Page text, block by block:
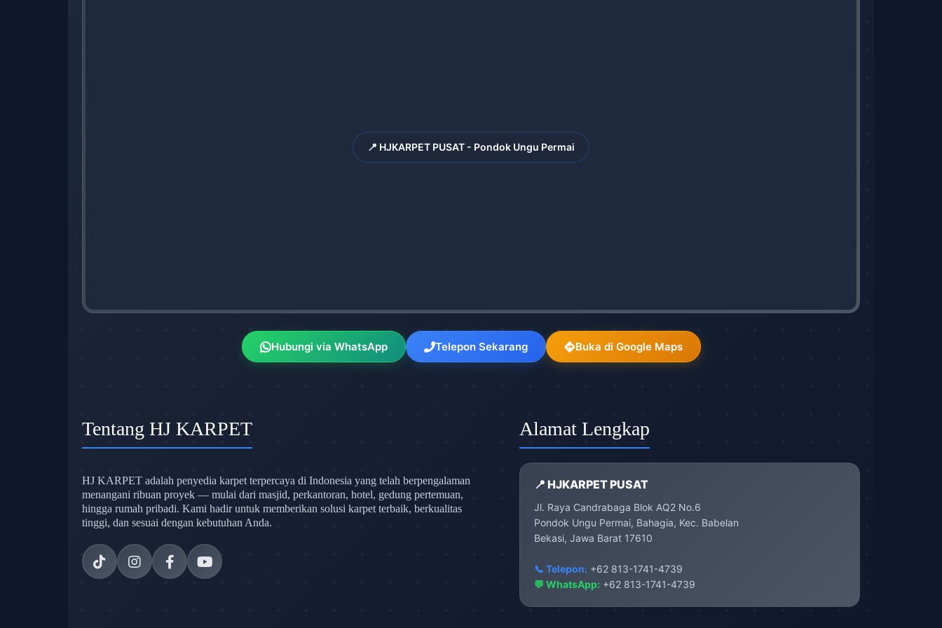
📍 HJKARPET PUSAT - Pondok Ungu Permai
Hubungi via WhatsApp Telepon Sekarang Buka di Google Maps
Tentang HJ KARPET
HJ KARPET adalah penyedia karpet terpercaya di Indonesia yang telah berpengalaman
menangani ribuan proyek — mulai dari masjid, perkantoran, hotel, gedung pertemuan,
hingga rumah pribadi. Kami hadir untuk memberikan solusi karpet terbaik, berkualitas
tinggi, dan sesuai dengan kebutuhan Anda.
Alamat Lengkap
📍 HJKARPET PUSAT
Jl. Raya Candrabaga Blok AQ2 No.6
Pondok Ungu Permai, Bahagia, Kec. Babelan
Bekasi, Jawa Barat 17610
📞 Telepon:+62 813-1741-4739
💬 WhatsApp: +62 813-1741-4739